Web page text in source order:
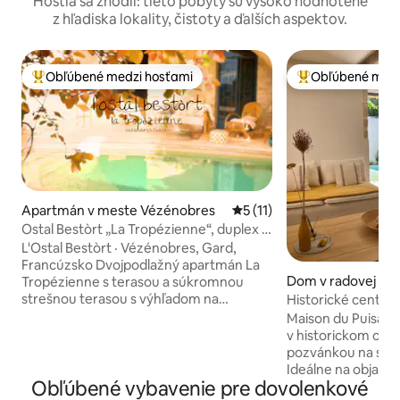
z hľadiska lokality, čistoty a ďalších aspektov.
Najobľúbenejšie medzi hosťami
Obľúbené medzi hosťami
Apartmán v meste Vézénobres Priemerné ohodnotenie 5
5 (11)
Ostal Bestòrt „La Tropézienne“, duplex s
výhľadom.
L'Ostal Bestòrt · Vézénobres, Gard,
Francúzsko Dvojpodlažný apartmán La
Tropézienne s terasou a súkromnou
strešnou terasou s výhľadom na
Prístup do záhrady a k bazénu, spoločný
Najobľúbenejšie
Obľúbené
Dom v radovej
e Uzès
Historické
Maison du
v historickom
pozvánkou na
Ideálne na
zároveň si
Obľúbené vybavenie pre dovolenkové